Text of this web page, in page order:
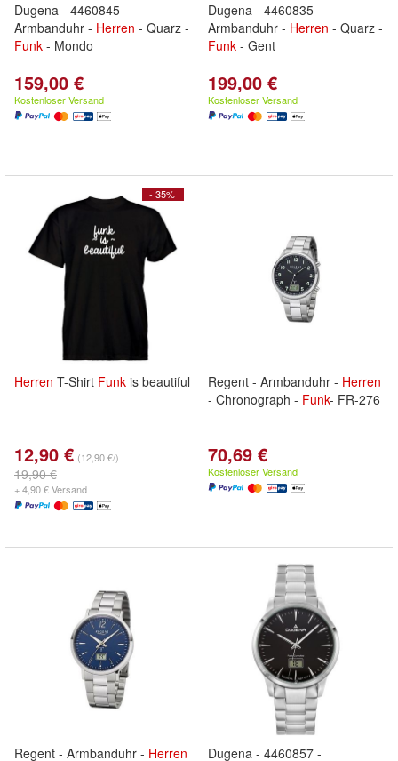
Dugena - 4460845 -
Armbanduhr - Herren - Quarz -
Funk - Mondo
159,00 €
Kostenloser Versand
Dugena - 4460835 -
Armbanduhr - Herren - Quarz -
Funk - Gent
199,00 €
Kostenloser Versand
- 35%
Herren T-Shirt Funk is beautiful
12,90 € (12,90 €/)
19,90 €
+ 4,90 € Versand
Regent - Armbanduhr - Herren
- Chronograph - Funk- FR-276
70,69 €
Kostenloser Versand
Regent - Armbanduhr - Herren Dugena - 4460857 -